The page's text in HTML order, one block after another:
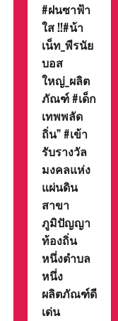
#ฝนซาฟ้า
ใส !!#น้า
เน็ท_พีรนัย
บอส
ใหญ่_ผลิต
ภัณฑ์ #เด็ก
เทพพลัด
ถิ่น” #เข้า
รับรางวัล
มงคลแห่ง
แผ่นดิน
สาขา
ภูมิปัญญา
ท้องถิ่น
หนึ่งตำบล
หนึ่ง
ผลิตภัณฑ์ดี
เด่น